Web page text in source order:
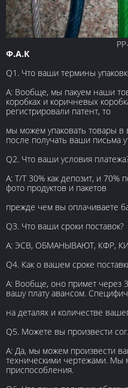
Ф.А.К
Q1. Что ваши термины
А: Вообще, мы пакуем наши
коробках и коричневых
регистрировали патент, то
мы можем упаковать товары
после получать ваши письма
Q2. Что ваши условия
А: Т/Т 30% как депозит, и
фото продуктов и пакетов
прежде чем вы оплачиваете
Q3. Что ваши сроки поставок?
А: ЭСВ, ОБМАНЫВАЮТ, КФР,
Q4. Как о вашем сроке
А: Вообще, оно примет через
вашу плату авансом.
на деталях и количестве
Q5. Можете вы произвести
А: Да, мы можем произвести
техническими чертежами. Мы
приспособления.